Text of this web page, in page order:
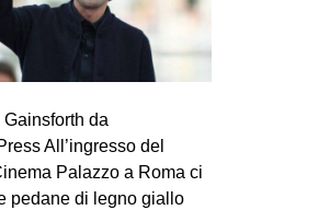
MSM
TSUNAMI
ZAM
MILANO
MOBILITAZIONI
SPAZI
da
All’ingresso del
Palazzo a Roma ci
pedane di legno giallo